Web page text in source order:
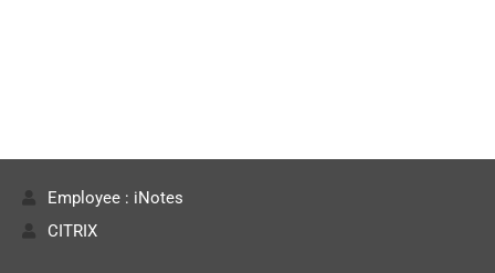
Employee : iNotes
CITRIX